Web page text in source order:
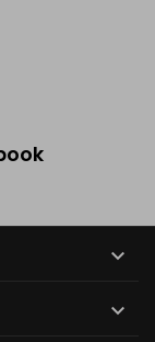

